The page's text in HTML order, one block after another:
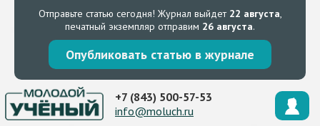
Отправьте статью сегодня! Журнал выйдет 22 августа,
печатный экземпляр отправим 26 августа.
Опубликовать статью в журнале
+7 (843) 500-57-53
info@moluch.ru